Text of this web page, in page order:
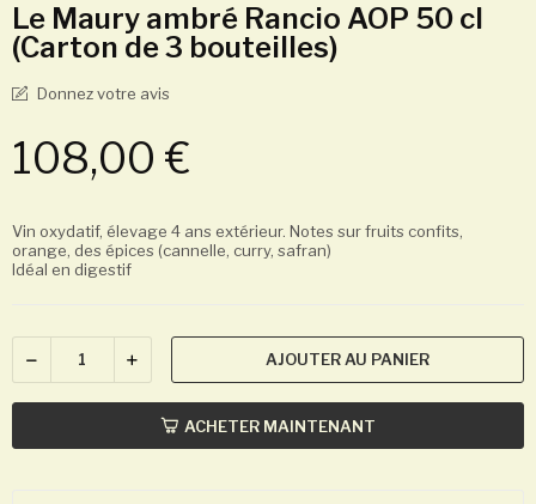
Le Maury ambré Rancio AOP 50 cl
(Carton de 3 bouteilles)
Donnez votre avis
108,00 €
Vin oxydatif, élevage 4 ans extérieur. Notes sur fruits confits,
orange, des épices (cannelle, curry, safran)
Idéal en digestif
AJOUTER AU PANIER
ACHETER MAINTENANT